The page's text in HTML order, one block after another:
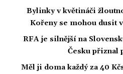
Bylinky v květináči
Kořeny se mohou dusit
RFA je silnější na
Česku přiznal
Měl ji doma každý za 40